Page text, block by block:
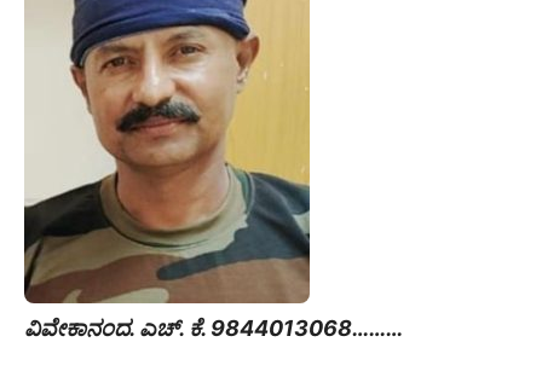
ವಿವೇಕಾನಂದ. ಎಚ್. ಕೆ. 9844013068………